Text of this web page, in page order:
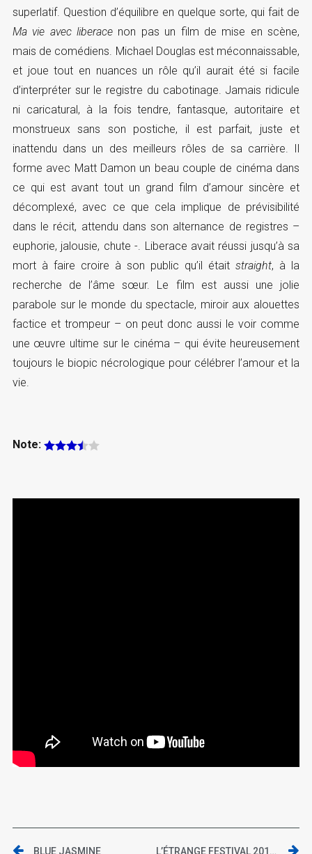
superlatif. Question d’équilibre en quelque sorte, qui fait de
Ma vie avec liberace non pas un film de mise en scène,
mais de comédiens. Michael Douglas est méconnaissable,
et joue tout en nuances un rôle qu’il aurait été si facile
d’interpréter sur le registre du cabotinage. Jamais ridicule
ni caricatural, à la fois tendre, fantasque, autoritaire et
monstrueux sans son postiche, il est parfait, juste et
inattendu dans un des meilleurs rôles de sa carrière. Il
forme avec Matt Damon un beau couple de cinéma dans
ce qui est avant tout un grand film d’amour sincère et
décomplexé, avec ce que cela implique de prévisibilité
dans le récit, attendu dans son alternance de registres –
euphorie, jalousie, chute -. Liberace avait réussi jusqu’à sa
mort à faire croire à son public qu’il étaitstraight, à la
recherche de l’âme sœur. Le film est aussi une jolie
parabole sur le monde du spectacle, miroir aux alouettes
factice et trompeur – on peut donc aussi le voir comme
une œuvre ultime sur le cinéma – qui évite heureusement
toujours le biopic nécrologique pour célébrer l’amour et la
vie.
Note:
BLUE JASMINE L’ÉTRANGE FESTIVAL 2013 | WRONG COPS